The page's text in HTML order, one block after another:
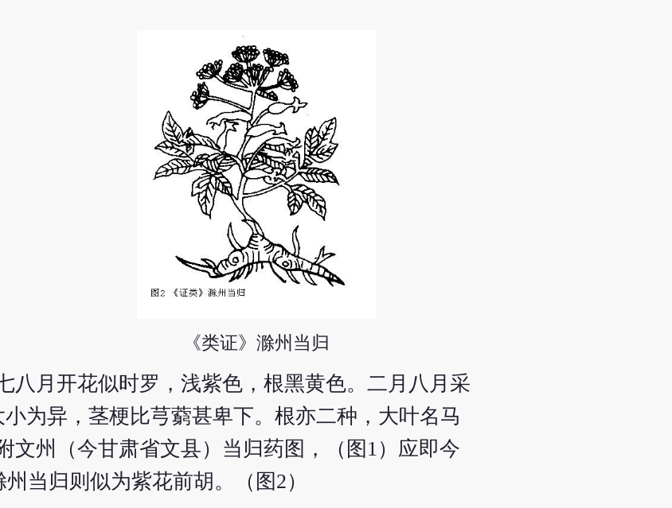
《类证》滁州当归
八月开花似时罗，浅紫色，根黑黄色。二月八月采
为异，茎梗比芎藭甚卑下。根亦二种，大叶名马
文州（今甘肃省文县）当归药图，（图1）应即今
当归则似为紫花前胡。（图2）